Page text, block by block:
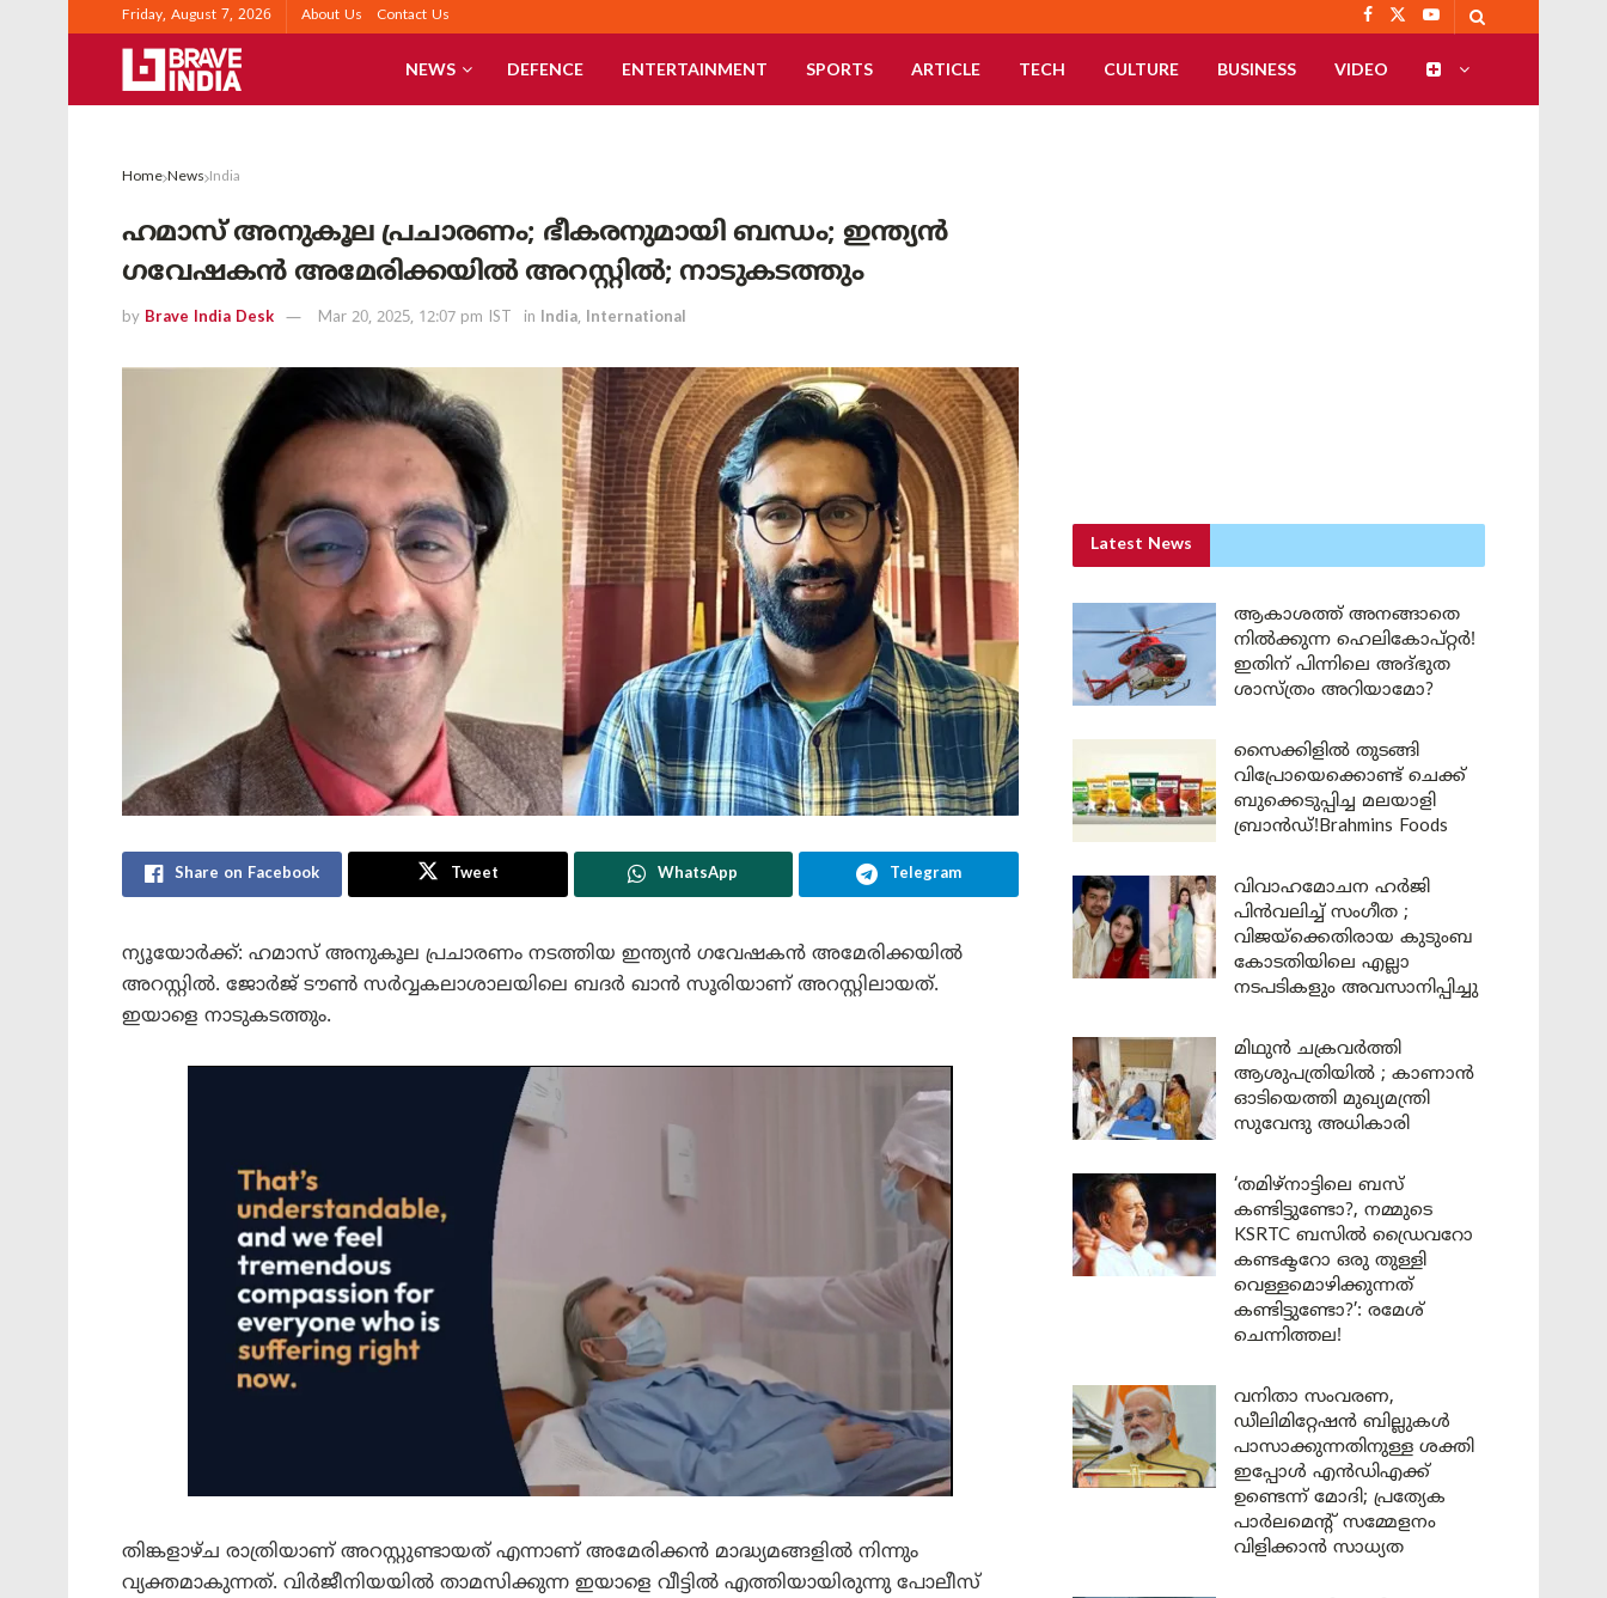
Friday, August 7, 2026 About Us Contact Us
NEWS DEFENCE ENTERTAINMENT SPORTS ARTICLE TECH CULTURE BUSINESS VIDEO
Home News India
ഹമാസ് അനുകൂല പ്രചാരണം; ഭീകരനുമായി ബന്ധം; ഇന്ത്യൻ
ഗവേഷകൻ അമേരിക്കയിൽ അറസ്റ്റിൽ; നാടുകടത്തും
by Brave India Desk Mar 20, 2025, 12:07 pm IST in India, International
Share on Facebook Tweet WhatsApp Telegram
ന്യൂയോർക്ക്: ഹമാസ് അനുകൂല പ്രചാരണം നടത്തിയ ഇന്ത്യൻ ഗവേഷകൻ അമേരിക്കയിൽ
അറസ്റ്റിൽ. ജോർജ് ടൗൺ സർവ്വകലാശാലയിലെ ബദർ ഖാൻ സൂരിയാണ് അറസ്റ്റിലായത്.
ഇയാളെ നാടുകടത്തും.
തിങ്കളാഴ്ച രാത്രിയാണ് അറസ്റ്റുണ്ടായത് എന്നാണ് അമേരിക്കൻ മാദ്ധ്യമങ്ങളിൽ നിന്നും
വ്യക്തമാകുന്നത്. വിർജീനിയയിൽ താമസിക്കുന്ന ഇയാളെ വീട്ടിൽ എത്തിയായിരുന്നു പോലീസ്
Latest News
ആകാശത്ത് അനങ്ങാതെ
നില്‍ക്കുന്ന ഹെലികോപ്റ്റര്‍!
ഇതിന് പിന്നിലെ അദ്ഭുത
ശാസ്ത്രം അറിയാമോ?
സൈക്കിളിൽ തുടങ്ങി
വിപ്രോയെക്കൊണ്ട് ചെക്ക്
ബുക്കെടുപ്പിച്ച മലയാളി
ബ്രാൻഡ്!Brahmins Foods
വിവാഹമോചന ഹർജി
പിൻവലിച്ച് സംഗീത ;
വിജയ്ക്കെതിരായ കുടുംബ
കോടതിയിലെ എല്ലാ
നടപടികളും അവസാനിപ്പിച്ചു
മിഥുൻ ചക്രവർത്തി
ആശുപത്രിയിൽ ; കാണാൻ
ഓടിയെത്തി മുഖ്യമന്ത്രി
സുവേന്ദു അധികാരി
‘തമിഴ്‌നാട്ടിലെ ബസ്
കണ്ടിട്ടുണ്ടോ?, നമ്മുടെ
KSRTC ബസിൽ ഡ്രൈവറോ
കണ്ടക്ടറോ ഒരു തുള്ളി
വെള്ളമൊഴിക്കുന്നത്
കണ്ടിട്ടുണ്ടോ?’: രമേശ്
ചെന്നിത്തല!
വനിതാ സംവരണ,
ഡീലിമിറ്റേഷൻ ബില്ലുകൾ
പാസാക്കുന്നതിനുള്ള ശക്തി
ഇപ്പോൾ എൻഡിഎക്ക്
ഉണ്ടെന്ന് മോദി; പ്രത്യേക
പാർലമെന്റ് സമ്മേളനം
വിളിക്കാൻ സാധ്യത